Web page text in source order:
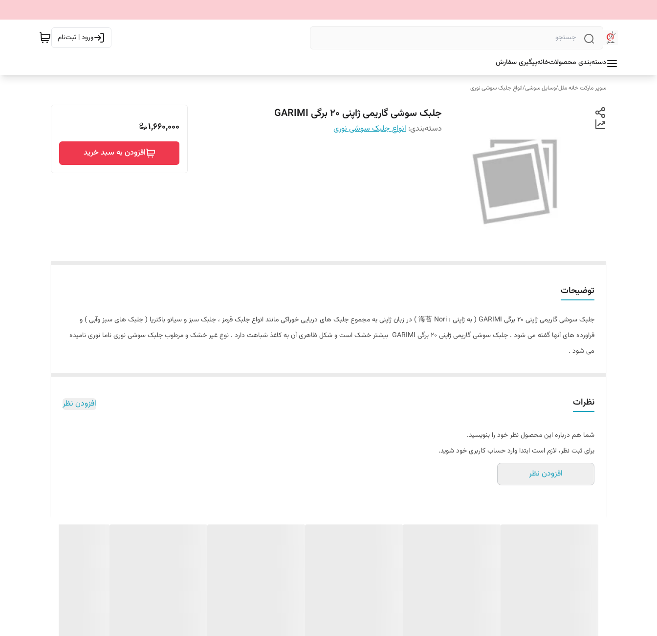
ورود | ثبت‌نام
دسته‌بندی محصولاتخانهپیگیری سفارش
سوپر مارکت خانه ملل/وسایل سوشی/انواع جلبک سوشی نوری
جلبک سوشی گاریمی ژاپنی 20 برگی GARIMI
دسته‌بندی: انواع جلبک سوشی نوری 1,660,000
افزودن به سبد خرید
توضیحات
جلبک سوشی گاریمی ژاپنی 20 برگی GARIMI ( به ژاپنی : 海苔 Nori ) در زبان ژاپنی به مجموع جلبک های دریایی خوراکی مانند انواع جلبک قرمز ، جلبک سبز و سیانو باکنریا ( جلبک‌ های سبز وآبی ) و
فراورده‌ های آنها گفته می‌ شود . جلبک سوشی گاریمی ژاپنی 20 برگی GARIMI بیشتر خشک است و شکل ظاهری آن به کاغذ شباهت دارد . نوع غیر خشک و مرطوب جلبک سوشی نوری ناما نوری نامیده
می‌ شود .
نیز آغاز شده‌ است . جلبک سوشی گاریمی ژاپنی 20 برگی GARIMI از نظر داشتن پروتئین و ویتامین بسیار غنی است و از موادی است که مصرف بسیار بالایی در ژاپن دارد . از آنجایی که به رطوبت حساس
است معمولاً به همراه یک بستهٔ کوچک حاوی مواد مخصوص خشک‌ کننده بسته‌ بندی می‌ شود .
نظرات افزودن نظر
شما هم درباره این محصول نظر خود را بنویسید.
برای ثبت نظر، لازم است ابتدا وارد حساب کاربری خود شوید.
افزودن نظر